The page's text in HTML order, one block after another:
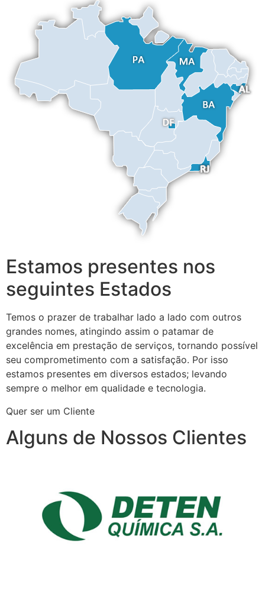
Estamos presentes nos
seguintes Estados
Temos o prazer de trabalhar lado a lado com outros
grandes nomes, atingindo assim o patamar de
excelência em prestação de serviços, tornando possível
seu comprometimento com a satisfação. Por isso
estamos presentes em diversos estados; levando
sempre o melhor em qualidade e tecnologia.
Quer ser um Cliente
Alguns de Nossos Clientes